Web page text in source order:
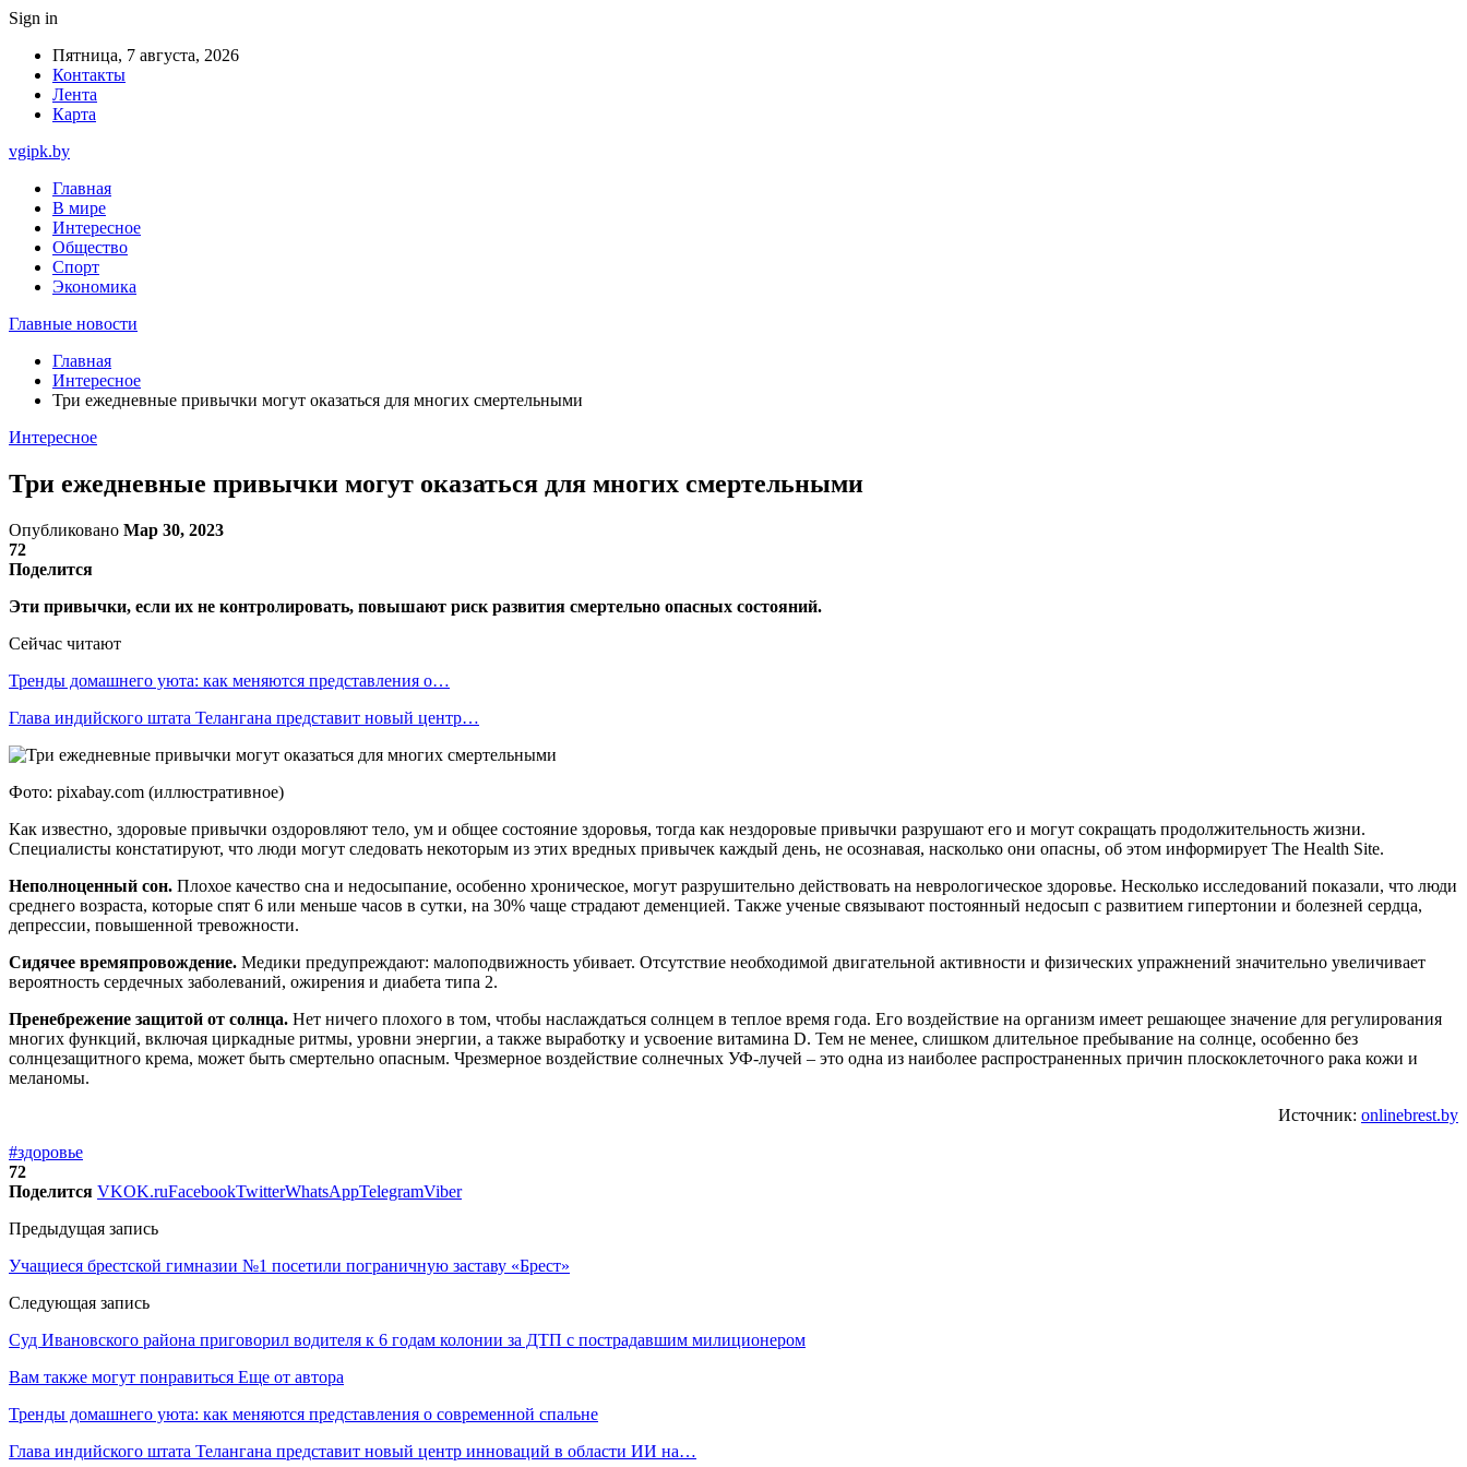
Sign in
Пятница, 7 августа, 2026
Контакты
Лента
Карта
vgipk.by
Главная
В мире
Интересное
Общество
Спорт
Экономика
Главные новости
Главная
Интересное
Три ежедневные привычки могут оказаться для многих смертельными
Интересное
Три ежедневные привычки могут оказаться для многих смертельными
Опубликовано Мар 30, 2023
72
Поделится
Эти привычки, если их не контролировать, повышают риск развития смертельно опасных состояний.
Сейчас читают
Тренды домашнего уюта: как меняются представления о…
Глава индийского штата Телангана представит новый центр…
Фото: pixabay.com (иллюстративное)
Как известно, здоровые привычки оздоровляют тело, ум и общее состояние здоровья, тогда как нездоровые привычки разрушают его и могут сокращать продолжительность жизни.
Специалисты констатируют, что люди могут следовать некоторым из этих вредных привычек каждый день, не осознавая, насколько они опасны, об этом информирует The Health Site.
Неполноценный сон. Плохое качество сна и недосыпание, особенно хроническое, могут разрушительно действовать на неврологическое здоровье. Несколько исследований показали, что люди
среднего возраста, которые спят 6 или меньше часов в сутки, на 30% чаще страдают деменцией. Также ученые связывают постоянный недосып с развитием гипертонии и болезней сердца,
депрессии, повышенной тревожности.
Сидячее времяпровождение. Медики предупреждают: малоподвижность убивает. Отсутствие необходимой двигательной активности и физических упражнений значительно увеличивает
вероятность сердечных заболеваний, ожирения и диабета типа 2.
Пренебрежение защитой от солнца. Нет ничего плохого в том, чтобы наслаждаться солнцем в теплое время года. Его воздействие на организм имеет решающее значение для регулирования
многих функций, включая циркадные ритмы, уровни энергии, а также выработку и усвоение витамина D. Тем не менее, слишком длительное пребывание на солнце, особенно без
солнцезащитного крема, может быть смертельно опасным. Чрезмерное воздействие солнечных УФ-лучей – это одна из наиболее распространенных причин плоскоклеточного рака кожи и
меланомы.
Источник: onlinebrest.by
#здоровье
72
Поделится VKOK.ruFacebookTwitterWhatsAppTelegramViber
Предыдущая запись
Учащиеся брестской гимназии №1 посетили пограничную заставу «Брест»
Следующая запись
Суд Ивановского района приговорил водителя к 6 годам колонии за ДТП с пострадавшим милиционером
Вам также могут понравиться Еще от автора
Тренды домашнего уюта: как меняются представления о современной спальне
Глава индийского штата Телангана представит новый центр инноваций в области ИИ на…